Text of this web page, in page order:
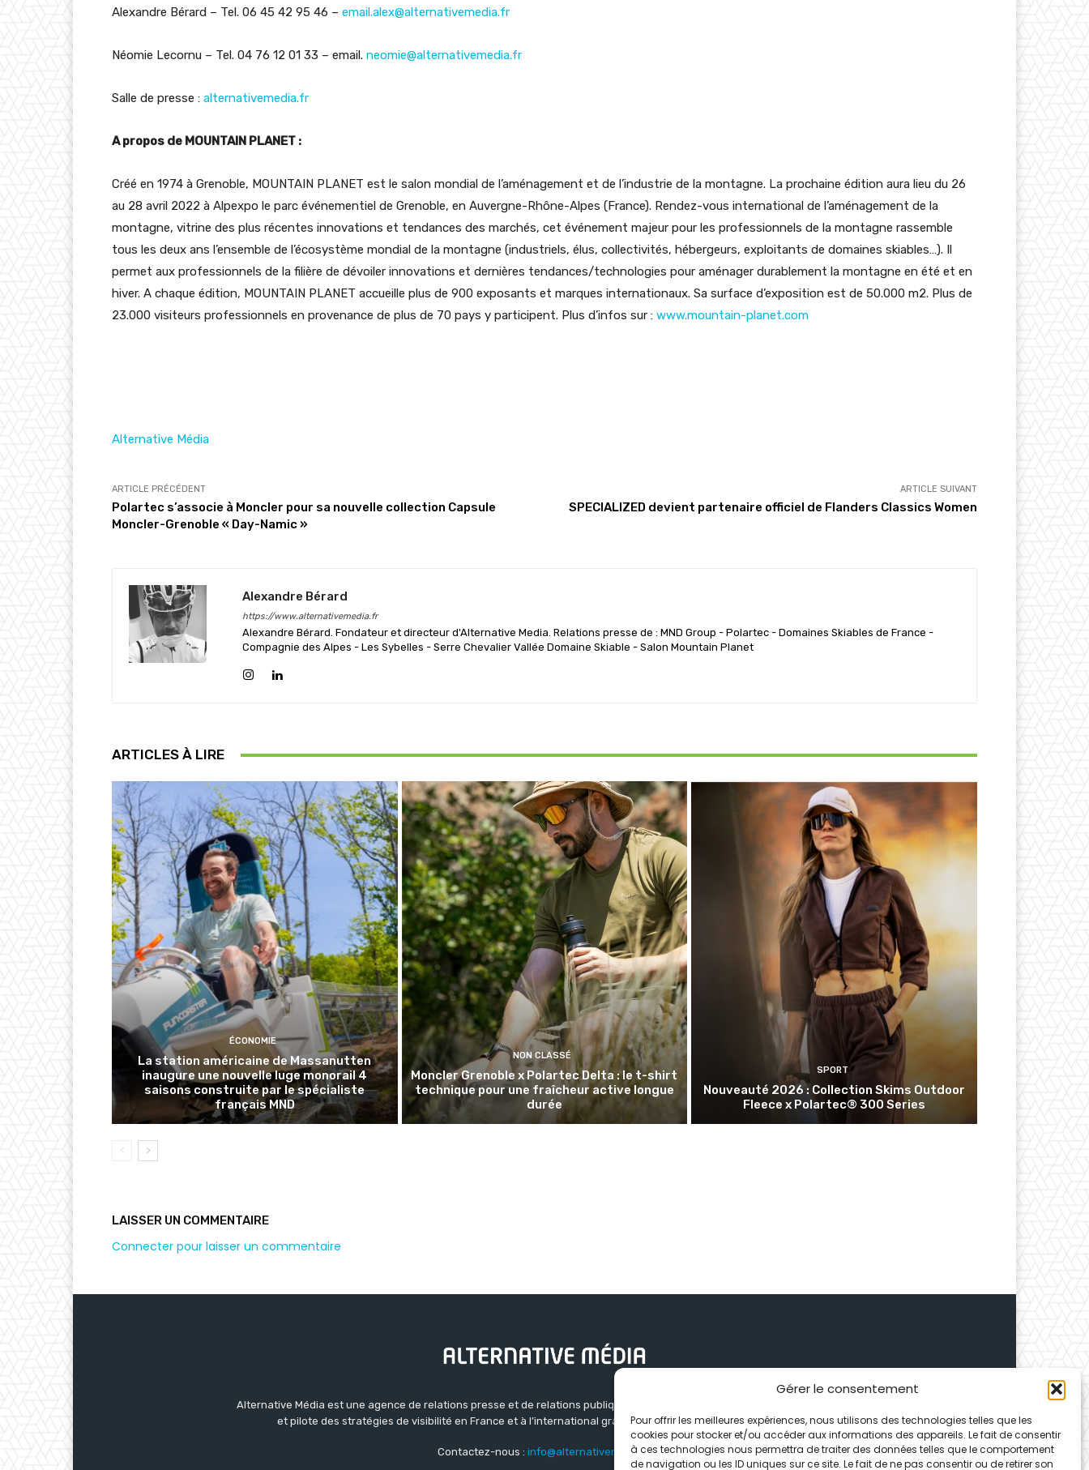
Gérer le consentement
Pour offrir les meilleures expériences, nous utilisons des technologies telles que les
cookies pour stocker et/ou accéder aux informations des appareils. Le fait de consentir
à ces technologies nous permettra de traiter des données telles que le comportement
de navigation ou les ID uniques sur ce site. Le fait de ne pas consentir ou de retirer son
Alexandre Bérard – Tel. 06 45 42 95 46 – email.alex@alternativemedia.fr
Néomie Lecornu – Tel. 04 76 12 01 33 – email. neomie@alternativemedia.fr
Salle de presse : alternativemedia.fr
A propos de MOUNTAIN PLANET :
Créé en 1974 à Grenoble, MOUNTAIN PLANET est le salon mondial de l’aménagement et de l’industrie de la montagne. La prochaine édition aura lieu du 26
au 28 avril 2022 à Alpexpo le parc événementiel de Grenoble, en Auvergne-Rhône-Alpes (France). Rendez-vous international de l’aménagement de la
montagne, vitrine des plus récentes innovations et tendances des marchés, cet événement majeur pour les professionnels de la montagne rassemble
tous les deux ans l’ensemble de l’écosystème mondial de la montagne (industriels, élus, collectivités, hébergeurs, exploitants de domaines skiables…). Il
permet aux professionnels de la filière de dévoiler innovations et dernières tendances/technologies pour aménager durablement la montagne en été et en
hiver. A chaque édition, MOUNTAIN PLANET accueille plus de 900 exposants et marques internationaux. Sa surface d’exposition est de 50.000 m2. Plus de
23.000 visiteurs professionnels en provenance de plus de 70 pays y participent. Plus d’infos sur : www.mountain-planet.com
Alternative Média
ARTICLE PRÉCÉDENT
Polartec s’associe à Moncler pour sa nouvelle collection Capsule
Moncler-Grenoble « Day-Namic »
ARTICLE SUIVANT
SPECIALIZED devient partenaire officiel de Flanders Classics Women
Alexandre Bérard
https://www.alternativemedia.fr
Alexandre Bérard. Fondateur et directeur d'Alternative Media. Relations presse de : MND Group - Polartec - Domaines Skiables de France -
Compagnie des Alpes - Les Sybelles - Serre Chevalier Vallée Domaine Skiable - Salon Mountain Planet
ARTICLES À LIRE
ÉCONOMIE
La station américaine de Massanutten
inaugure une nouvelle luge monorail 4
saisons construite par le spécialiste
français MND
NON CLASSÉ
Moncler Grenoble x Polartec Delta : le t-shirt
technique pour une fraîcheur active longue
durée
SPORT
Nouveauté 2026 : Collection Skims Outdoor
Fleece x Polartec® 300 Series
LAISSER UN COMMENTAIRE
Connecter pour laisser un commentaire
Alternative Média est une agence de relations presse et de relations publiques basée à Grenoble. Depuis 1995, elle conçoit
et pilote des stratégies de visibilité en France et à l’international grâce à un réseau d’agences partenaires.
Contactez-nous : info@alternativemedia.fr